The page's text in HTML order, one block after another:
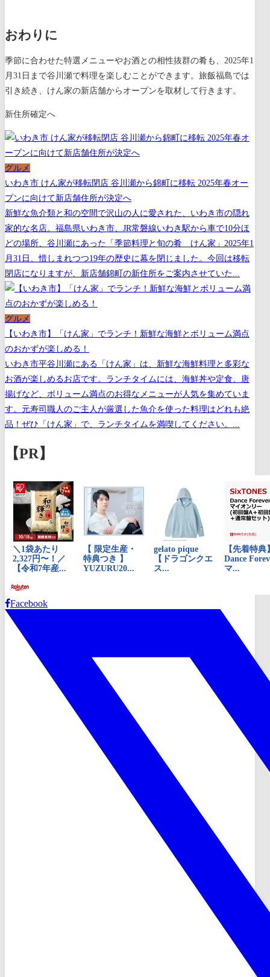
おわりに
季節に合わせた特選メニューやお酒との相性抜群の肴も、2025年1
月31日まで谷川瀬で料理を楽しむことができます。旅飯福島では
引き続き、けん家の新店舗からオープンを取材して行きます。
新住所確定へ
グルメ
いわき市 けん家が移転閉店 谷川瀬から錦町に移転 2025年春オー
プンに向けて新店舗住所が決定へ
新鮮な魚介類と和の空間で沢山の人に愛された、いわき市の隠れ
家的な名店。福島県いわき市、JR常磐線いわき駅から車で10分ほ
どの場所、谷川瀬にあった「季節料理と旬の肴 けん家」2025年1
月31日、惜しまれつつ19年の歴史に幕を閉じました。今回は移転
閉店になりますが、新店舗錦町の新住所をご案内させていた...
グルメ
【いわき市】「けん家」でランチ！新鮮な海鮮とボリューム満点
のおかずが楽しめる！
いわき市平谷川瀬にある「けん家」は、新鮮な海鮮料理と多彩な
お酒が楽しめるお店です。ランチタイムには、海鮮丼や定食、唐
揚げなど、ボリューム満点のお得なメニューが人気を集めていま
す。元寿司職人のご主人が厳選した魚介を使った料理はどれも絶
品！ぜひ「けん家」で、ランチタイムを満喫してください。...
【PR】
Facebook